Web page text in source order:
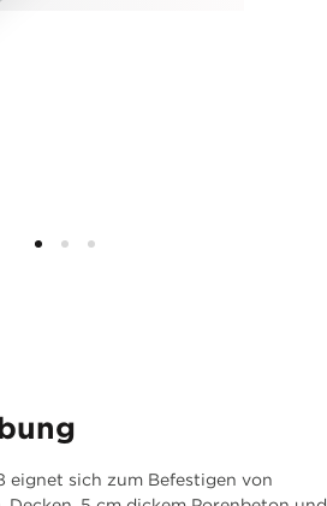
eignet sich zum Befestigen von